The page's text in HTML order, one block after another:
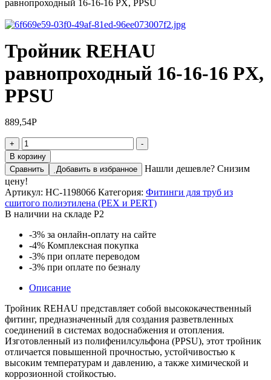
равнопроходный 16-16-16 PX, PPSU
Тройник REHAU
равнопроходный 16-16-16 PX,
PPSU
889,54Р
+
Количество
товара
Тройник
REHAU
равнопроходный
16-
16-
16
PX,
PPSU
-
В корзину
Сравнить
Добавить в избранное
Нашли дешевле? Снизим
цену!
Артикул: НС-1198066 Категория: Фитинги для труб из
сшитого полиэтилена (PEX и PERT)
В наличии на складе Р2
-3% за онлайн-оплату на сайте
-4% Комплексная покупка
-3% при оплате переводом
-3% при оплате по безналу
Описание
Тройник REHAU представляет собой высококачественный
фитинг, предназначенный для создания разветвленных
соединений в системах водоснабжения и отопления.
Изготовленный из полифенилсульфона (PPSU), этот тройник
отличается повышенной прочностью, устойчивостью к
высоким температурам и давлению, а также химической и
коррозионной стойкостью.